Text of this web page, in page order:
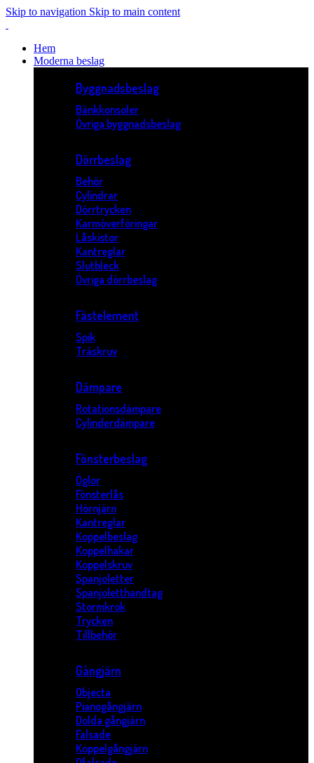
Skip to navigation Skip to main content
Hem
Moderna beslag
Byggnadsbeslag
Bänkkonsoler
Övriga byggnadsbeslag
Dörrbeslag
Behör
Cylindrar
Dörrtrycken
Karmöverföringar
Låskistor
Kantreglar
Slutbleck
Övriga dörrbeslag
Fästelement
Spik
Träskruv
Dämpare
Rotationsdämpare
Cylinderdämpare
Fönsterbeslag
Öglor
Fönsterlås
Hörnjärn
Kantreglar
Koppelbeslag
Koppelhakar
Koppelskruv
Spanjoletter
Spanjoletthandtag
Stormkrok
Trycken
Tillbehör
Gångjärn
Objecta
Pianogångjärn
Dolda gångjärn
Falsade
Koppelgångjärn